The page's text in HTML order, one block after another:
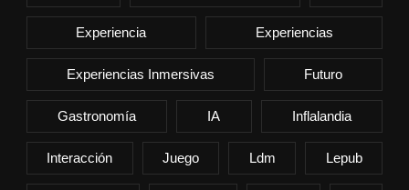
Experiencia Experiencias
Experiencias Inmersivas Futuro
Gastronomía IA Inflalandia
Interacción Juego Ldm Lepub